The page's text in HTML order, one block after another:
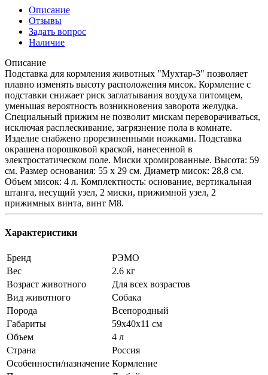
Описание
Отзывы
Задать вопрос
Наличие
Описание
Подставка для кормления животных "Мухтар-3" позволяет
плавно изменять высоту расположения мисок. Кормление с
подставки снижает риск заглатывания воздуха питомцем,
уменьшая вероятность возникновения заворота желудка.
Специальный прижим не позволит мискам переворачиваться,
исключая расплескивание, загрязнение пола в комнате.
Изделие снабжено прорезиненными ножками. Подставка
окрашена порошковой краской, нанесенной в
электростатическом поле. Миски хромированные. Высота: 59
см. Размер основания: 55 х 29 см. Диаметр мисок: 28,8 см.
Объем мисок: 4 л. Комплектность: основание, вертикальная
штанга, несущий узел, 2 миски, прижимной узел, 2
прижимных винта, винт М8.
Характеристики
Бренд
РЭМО
Вес
2.6 кг
Возраст животного
Для всех возрастов
Вид животного
Собака
Порода
Всепородный
Габариты
59х40х11 см
Объем
4 л
Страна
Россия
Особенности/назначение Кормление